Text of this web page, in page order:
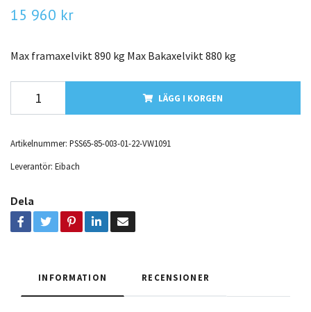
15 960 kr
Max framaxelvikt 890 kg Max Bakaxelvikt 880 kg
LÄGG I KORGEN
Artikelnummer: PSS65-85-003-01-22-VW1091
Leverantör: Eibach
Dela
INFORMATION RECENSIONER